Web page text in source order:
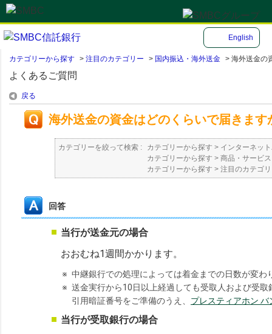
English
カテゴリーから探す > 注目のカテゴリー > 国内振込・海外送金 > 海外送金の
よくあるご質問
戻る
海外送金の資金はどのくらいで届きます
カテゴリーを絞って検索 : カテゴリーから探す > インターネッ
カテゴリーから探す > 商品・サービス
カテゴリーから探す > 注目のカテゴ
回答
当行が送金元の場合
おおむね1週間かかります。
※ 中継銀行での処理によっては着金までの日数が変わ
※ 送金実行から10日以上経過しても受取人および受
引用暗証番号をご準備のうえ、 プレスティアホン バ
当行が受取銀行の場合